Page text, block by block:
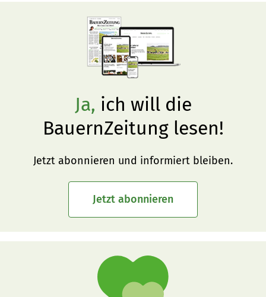
Ja, ich will die
BauernZeitung lesen!
Jetzt abonnieren und informiert bleiben.
Jetzt abonnieren